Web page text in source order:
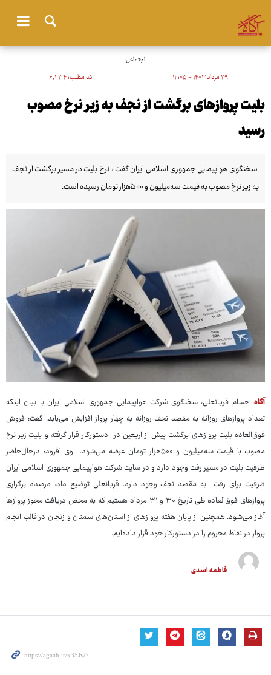
اجتماعی
۲۹ مرداد ۱۴۰۳ - ۱۲:۰۵ کد مطلب:۶٬۲۳۴
بلیت پروازهای برگشت از نجف به زیر نرخ مصوب
رسید
سخنگوی هواپیمایی جمهوری اسلامی ایران گفت : نرخ بلیت در مسیر برگشت از نجف
به زیر نرخ مصوب به قیمت سه‌میلیون و ۵۰۰هزار تومان رسیده است.
آگاه: حسام قربانعلی، سخنگوی شرکت هواپیمایی جمهوری اسلامی ایران با بیان اینکه
تعداد پروازهای روزانه به مقصد نجف روزانه به چهار پرواز افزایش می‌یابد، گفت: فروش
فوق‌العاده بلیت پروازهای برگشت پیش از اربعین در دستورکار قرار گرفته و بلیت زیر نرخ
مصوب با قیمت سه‌میلیون و ۵۰۰هزار تومان عرضه می‌شود. وی افزود: درحال‌حاضر
ظرفیت بلیت در مسیر رفت وجود دارد و در سایت شرکت هواپیمایی جمهوری اسلامی ایران
ظرفیت برای رفت به مقصد نجف وجود دارد. قربانعلی توضیح داد: درصدد برگزاری
پروازهای فوق‌العاده طی تاریخ ۳۰ و ۳۱ مرداد هستیم که به محض دریافت مجوز پروازها
آغاز می‌شود. همچنین از پایان هفته پروازهای از استان‌های سمنان و زنجان در قالب انجام
پرواز در نقاط محروم را در دستورکار خود قرار داده‌ایم.
فاطمه اسدی